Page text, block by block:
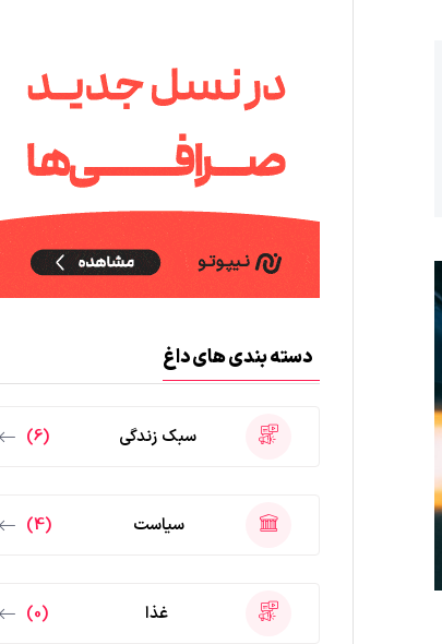
دسته بندی های داغ
سبک زندگی (6)
سیاست (4)
غذا (0)